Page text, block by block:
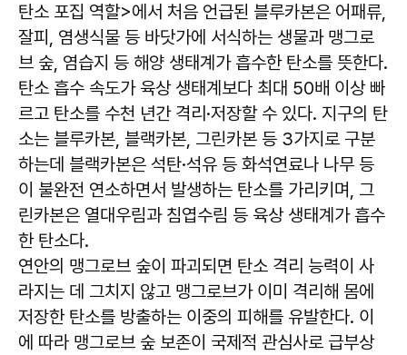
탄소 포집 역할>에서 처음 언급된 블루카본은 어패류,
잘피, 염생식물 등 바닷가에 서식하는 생물과 맹그로
브 숲, 염습지 등 해양 생태계가 흡수한 탄소를 뜻한다.
탄소 흡수 속도가 육상 생태계보다 최대 50배 이상 빠
르고 탄소를 수천 년간 격리·저장할 수 있다. 지구의 탄
소는 블루카본, 블랙카본, 그린카본 등 3가지로 구분
하는데 블랙카본은 석탄·석유 등 화석연료나 나무 등
이 불완전 연소하면서 발생하는 탄소를 가리키며, 그
린카본은 열대우림과 침엽수림 등 육상 생태계가 흡수
한 탄소다.
연안의 맹그로브 숲이 파괴되면 탄소 격리 능력이 사
라지는 데 그치지 않고 맹그로브가 이미 격리해 몸에
저장한 탄소를 방출하는 이중의 피해를 유발한다. 이
에 따라 맹그로브 숲 보존이 국제적 관심사로 급부상